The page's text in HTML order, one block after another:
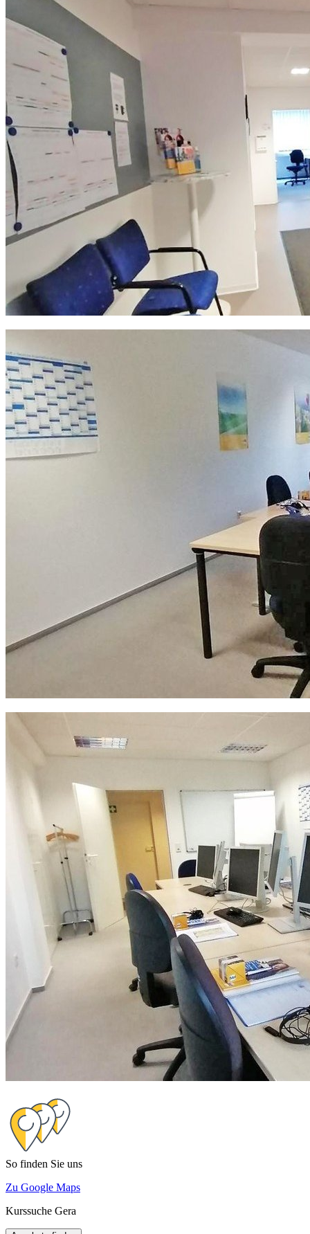
So finden Sie uns
Zu Google Maps
Kurssuche Gera